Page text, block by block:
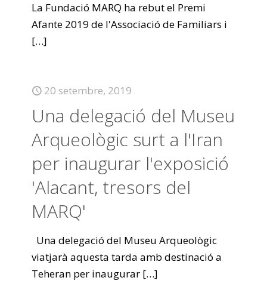
La Fundació MARQ ha rebut el Premi
Afante 2019 de l'Associació de Familiars i
[…]
20 setembre, 2019
Una delegació del Museu
Arqueològic surt a l'Iran
per inaugurar l'exposició
'Alacant, tresors del
MARQ'
Una delegació del Museu Arqueològic
viatjarà aquesta tarda amb destinació a
Teheran per inaugurar […]